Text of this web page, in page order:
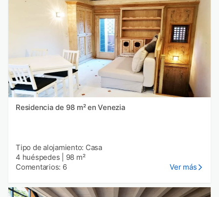
Residencia de 98 m² en Venezia
Tipo de alojamiento: Casa
4 huéspedes
98 m²
Comentarios: 6
Ver más